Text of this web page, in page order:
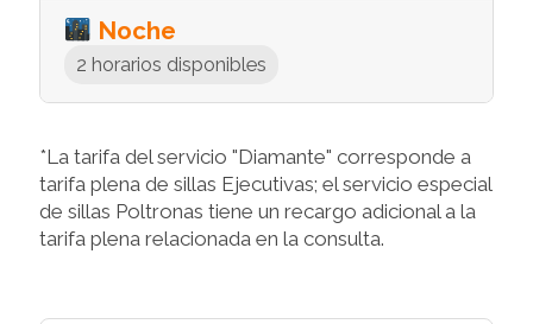
Noche
2 horarios disponibles
*La tarifa del servicio "Diamante" corresponde a
tarifa plena de sillas Ejecutivas; el servicio especial
de sillas Poltronas tiene un recargo adicional a la
tarifa plena relacionada en la consulta.